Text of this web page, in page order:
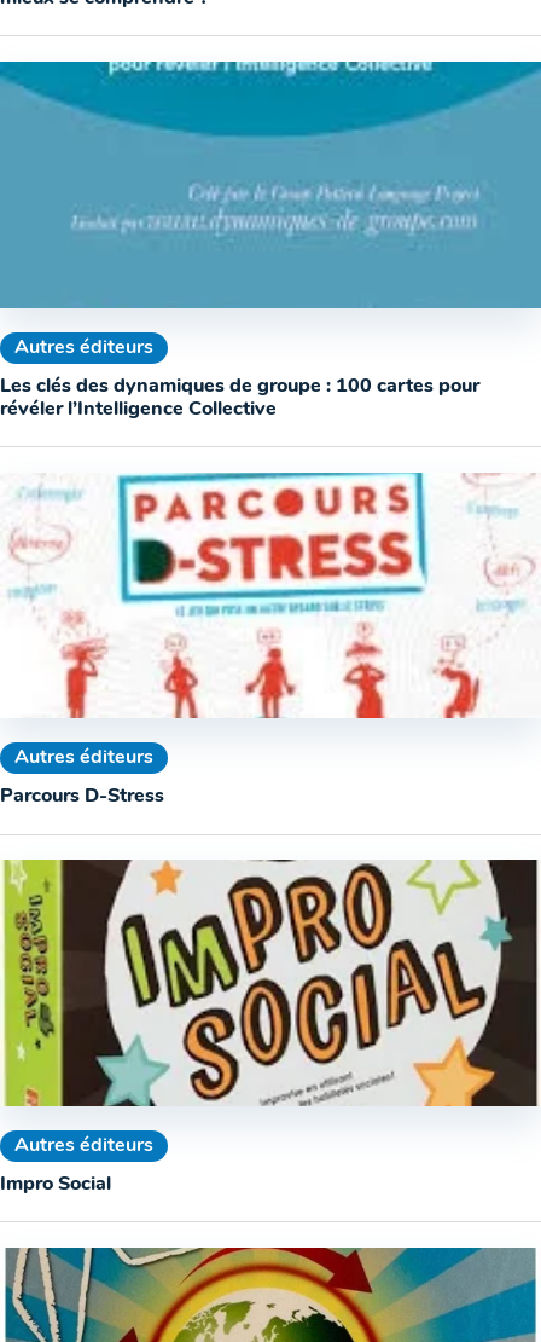
Autres éditeurs
Les clés des dynamiques de groupe : 100 cartes pour
révéler l’Intelligence Collective
Autres éditeurs
Parcours D-Stress
Autres éditeurs
Impro Social